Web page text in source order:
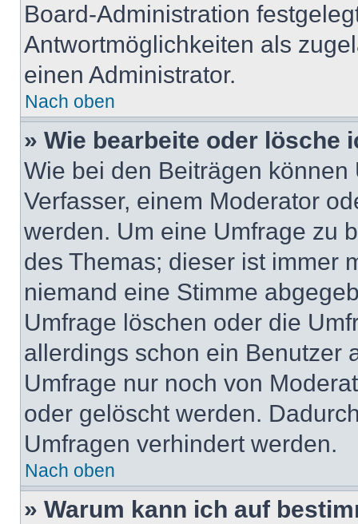
Board-Administration
Antwortmöglichkeiten als
einen Administrator.
Nach oben
» Wie bearbeite oder lösche
Wie bei den Beiträgen
Verfasser, einem Moderator
werden. Um eine Umfrage zu
des Themas; dieser ist immer
niemand eine Stimme
Umfrage löschen oder die
allerdings schon ein Benutzer
Umfrage nur noch von
oder gelöscht werden.
Umfragen verhindert werden.
Nach oben
» Warum kann ich auf